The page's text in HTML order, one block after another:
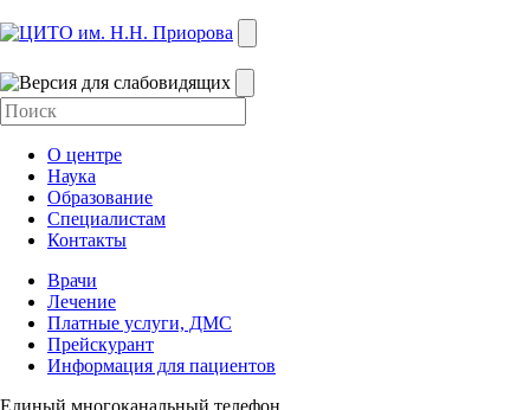
О центре
Наука
Образование
Специалистам
Контакты
Врачи
Лечение
Платные услуги, ДМС
Прейскурант
Информация для пациентов
Единый многоканальный телефон